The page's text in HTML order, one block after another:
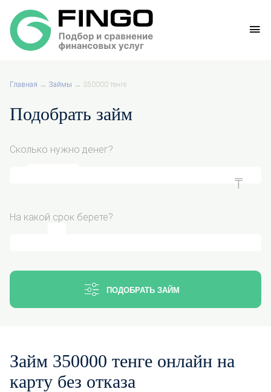
Главная → Займы → 350000 тенге
Подобрать займ
Сколько нужно денег?
На какой срок берете?
ПОДОБРАТЬ ЗАЙМ
Займ 350000 тенге онлайн на
карту без отказа